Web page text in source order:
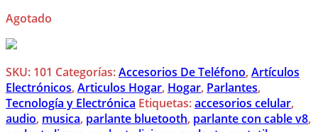
Agotado
SKU: 101 Categorías:Accesorios De Teléfono, Artículos
Electrónicos, Articulos Hogar, Hogar, Parlantes,
Tecnología y Electrónica Etiquetas:accesorios celular,
audio, musica, parlante bluetooth, parlante con cable v8,